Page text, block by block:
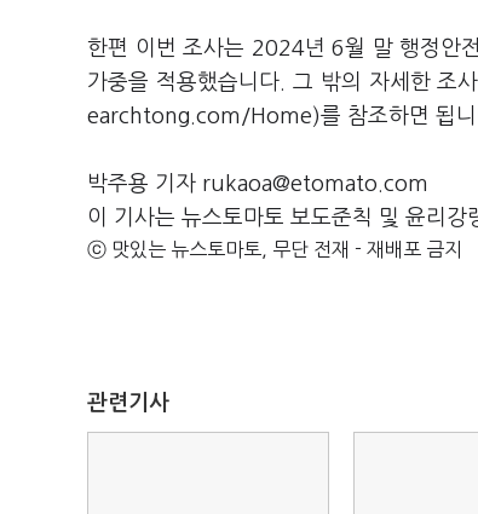
한편 이번 조사는 2024년 6월 말 행정안
가중을 적용했습니다. 그 밖의 자세한 조
earchtong.com/Home)를 참조하면 됩니
박주용 기자 rukaoa@etomato.com
이 기사는 뉴스토마토 보도준칙 및 윤리강
ⓒ 맛있는 뉴스토마토, 무단 전재 - 재배포 금지
관련기사